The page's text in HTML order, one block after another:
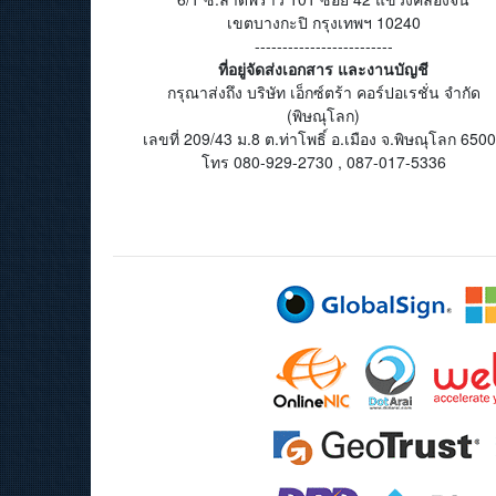
เขตบางกะปิ กรุงเทพฯ 10240
-------------------------
ที่อยู่จัดส่งเอกสาร และงานบัญชี
กรุณาส่งถึง บริษัท เอ็กซ์ตร้า คอร์ปอเรชั่น จำกัด
(พิษณุโลก)
เลขที่ 209/43 ม.8 ต.ท่าโพธิ์ อ.เมือง จ.พิษณุโลก
โทร 080-929-2730 , 087-017-5336